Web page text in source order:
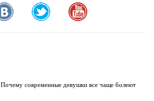
Почему современные девушки все чаще болеют